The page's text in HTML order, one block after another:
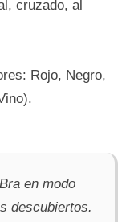
cruzado, al
Rojo, Negro,
en modo
descubiertos.